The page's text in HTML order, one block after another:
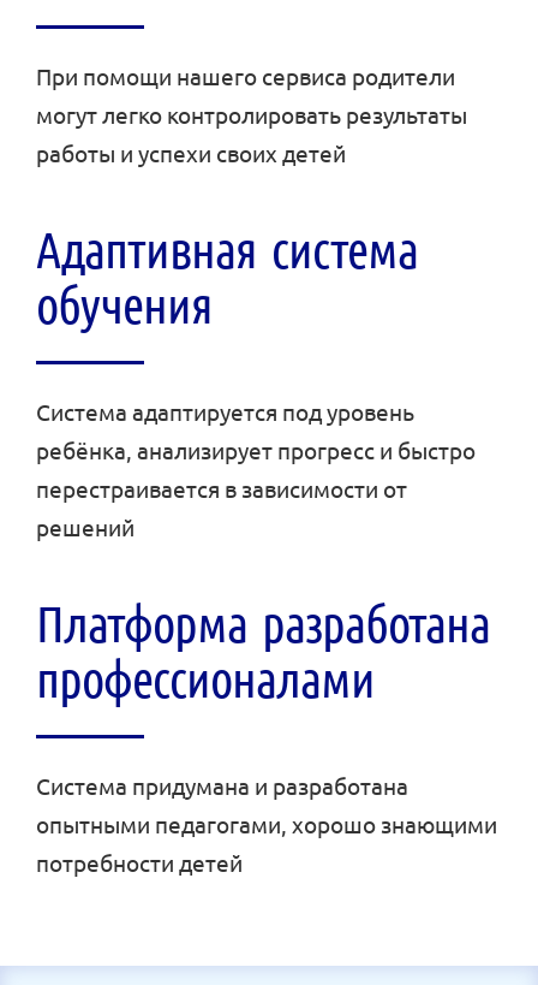
При помощи нашего сервиса родители
могут легко контролировать результаты
работы и успехи своих детей
Адаптивная система
обучения
Система адаптируется под уровень
ребёнка, анализирует прогресс и быстро
перестраивается в зависимости от
решений
Платформа разработана
профессионалами
Система придумана и разработана
опытными педагогами, хорошо знающими
потребности детей